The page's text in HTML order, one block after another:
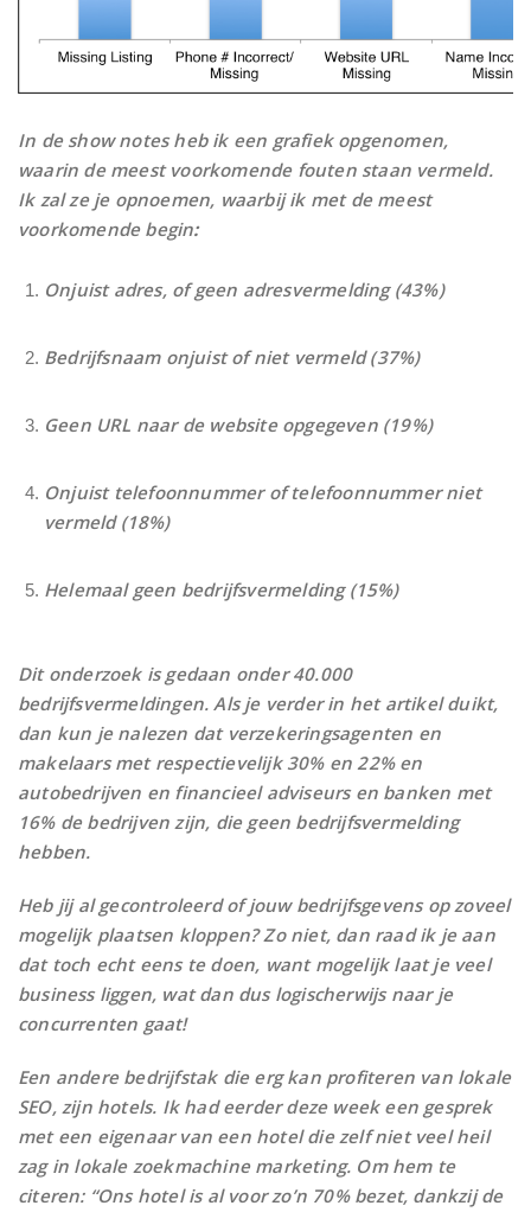
In de show notes heb ik een grafiek opgenomen,
waarin de meest voorkomende fouten staan vermeld.
Ik zal ze je opnoemen, waarbij ik met de meest
voorkomende begin:
Onjuist adres, of geen adresvermelding (43%)
Bedrijfsnaam onjuist of niet vermeld (37%)
Geen URL naar de website opgegeven (19%)
Onjuist telefoonnummer of telefoonnummer niet
vermeld (18%)
Helemaal geen bedrijfsvermelding (15%)
Dit onderzoek is gedaan onder 40.000
bedrijfsvermeldingen. Als je verder in het artikel duikt,
dan kun je nalezen dat verzekeringsagenten en
makelaars met respectievelijk 30% en 22% en
autobedrijven en financieel adviseurs en banken met
16% de bedrijven zijn, die geen bedrijfsvermelding
hebben.
Heb jij al gecontroleerd of jouw bedrijfsgevens op zoveel
mogelijk plaatsen kloppen? Zo niet, dan raad ik je aan
dat toch echt eens te doen, want mogelijk laat je veel
business liggen, wat dan dus logischerwijs naar je
concurrenten gaat!
Een andere bedrijfstak die erg kan profiteren van lokale
SEO, zijn hotels. Ik had eerder deze week een gesprek
met een eigenaar van een hotel die zelf niet veel heil
zag in lokale zoekmachine marketing. Om hem te
citeren: “Ons hotel is al voor zo’n 70% bezet, dankzij de